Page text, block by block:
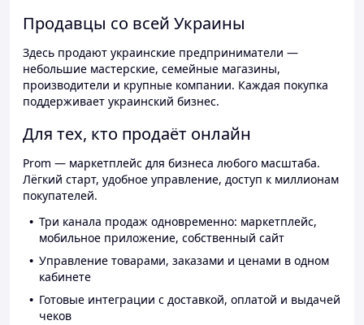
Продавцы со всей Украины
Здесь продают украинские предприниматели —
небольшие мастерские, семейные магазины,
производители и крупные компании. Каждая покупка
поддерживает украинский бизнес.
Для тех, кто продаёт онлайн
Prom — маркетплейс для бизнеса любого масштаба.
Лёгкий старт, удобное управление, доступ к миллионам
покупателей.
Три канала продаж одновременно: маркетплейс,
мобильное приложение, собственный сайт
Управление товарами, заказами и ценами в одном
кабинете
Готовые интеграции с доставкой, оплатой и выдачей
чеков